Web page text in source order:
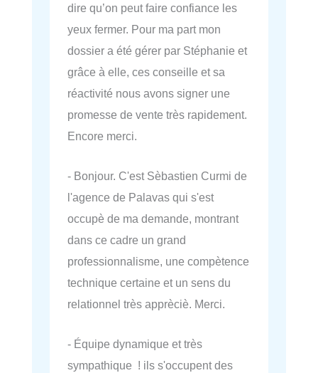
dire qu’on peut faire confiance les
yeux fermer. Pour ma part mon
dossier a été gérer par Stéphanie et
grâce à elle, ces conseille et sa
réactivité nous avons signer une
promesse de vente très rapidement.
Encore merci.
- Bonjour. C'est Sèbastien Curmi de
l'agence de Palavas qui s'est
occupè de ma demande, montrant
dans ce cadre un grand
professionnalisme, une compètence
technique certaine et un sens du
relationnel très apprèciè. Merci.
- Équipe dynamique et très
sympathique ! ils s'occupent des